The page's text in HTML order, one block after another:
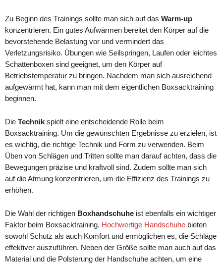
Zu Beginn des Trainings sollte man sich auf das Warm-up
konzentrieren. Ein gutes Aufwärmen bereitet den Körper auf die
bevorstehende Belastung vor und vermindert das
Verletzungsrisiko. Übungen wie Seilspringen, Laufen oder leichtes
Schattenboxen sind geeignet, um den Körper auf
Betriebstemperatur zu bringen. Nachdem man sich ausreichend
aufgewärmt hat, kann man mit dem eigentlichen Boxsacktraining
beginnen.
Die Technik spielt eine entscheidende Rolle beim
Boxsacktraining. Um die gewünschten Ergebnisse zu erzielen, ist
es wichtig, die richtige Technik und Form zu verwenden. Beim
Üben von Schlägen und Tritten sollte man darauf achten, dass die
Bewegungen präzise und kraftvoll sind. Zudem sollte man sich
auf die Atmung konzentrieren, um die Effizienz des Trainings zu
erhöhen.
Die Wahl der richtigen Boxhandschuhe ist ebenfalls ein wichtiger
Faktor beim Boxsacktraining. Hochwertige Handschuhe bieten
sowohl Schutz als auch Komfort und ermöglichen es, die Schläge
effektiver auszuführen. Neben der Größe sollte man auch auf das
Material und die Polsterung der Handschuhe achten, um eine